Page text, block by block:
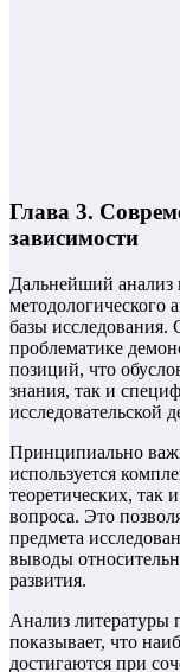
Глава 3.
зависимости
Дальнейший анализ
методологического
базы исследования.
проблематике
позиций, что
знания, так и
исследовательской
Принципиально
используется
теоретических, так
вопроса. Это
предмета
выводы
развития.
Анализ литературы
показывает, что
достигаются при